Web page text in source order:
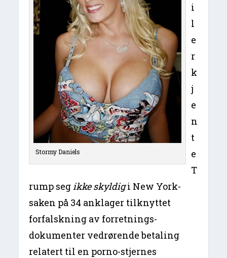
Stormy Daniels
i
l
e
r
k
j
e
n
t
e
T
rump seg ikke skyldigi New York-
saken på 34 anklager tilknyttet
forfalskning av forretnings-
dokumenter vedrørende betaling
relatert til en porno-stjernes